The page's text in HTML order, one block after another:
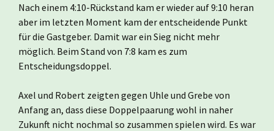
Nach einem 4:10-Rückstand kam er wieder auf 9:10 heran
aber im letzten Moment kam der entscheidende Punkt
für die Gastgeber. Damit war ein Sieg nicht mehr
möglich. Beim Stand von 7:8 kam es zum
Entscheidungsdoppel.
Axel und Robert zeigten gegen Uhle und Grebe von
Anfang an, dass diese Doppelpaarung wohl in naher
Zukunft nicht nochmal so zusammen spielen wird. Es war